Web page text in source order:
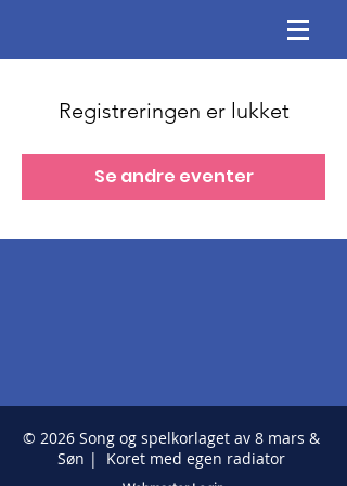
Registreringen er lukket
Se andre eventer
© 2026 Song og spelkorlaget av 8 mars &
Søn | Koret med egen radiator